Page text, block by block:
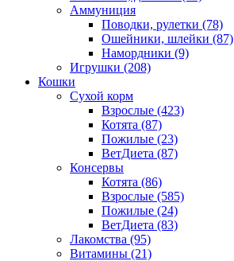
Аммуниция
Поводки, рулетки (78)
Ошейники, шлейки (87)
Намордники (9)
Игрушки (208)
Кошки
Сухой корм
Взрослые (423)
Котята (87)
Пожилые (23)
ВетДиета (87)
Консервы
Котята (86)
Взрослые (585)
Пожилые (24)
ВетДиета (83)
Лакомства (95)
Витамины (21)